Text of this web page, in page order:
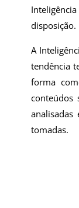
disposição.
A
tendência
forma
conteúdos
analisadas
tomadas.